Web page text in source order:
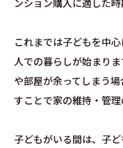
これまでは子どもを中
人での暮らしが始まり
や部屋が余ってしまう
すことで家の維持・管理
子どもがいる間は、子